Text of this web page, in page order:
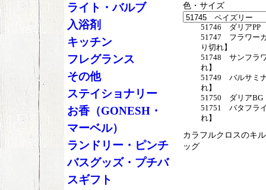
色・サイズ
51746 ダリアPP
51747 フラワー
り切れ】
51748 サンフラ
れ】
51749 バルサミ
れ】
51750 ダリアBG
51751 バタフラ
れ】
カラフルクロスのキ
ッグ
ライト・バルブ
入浴剤
キッチン
フレグランス
その他
ステイショナリー
お香（GONESH・
マーベル）
ランドリー・ピンチ
バスグッズ・プチバ
スギフト